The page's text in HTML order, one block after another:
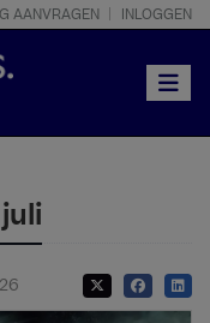
AANVRAGEN INLOGGEN